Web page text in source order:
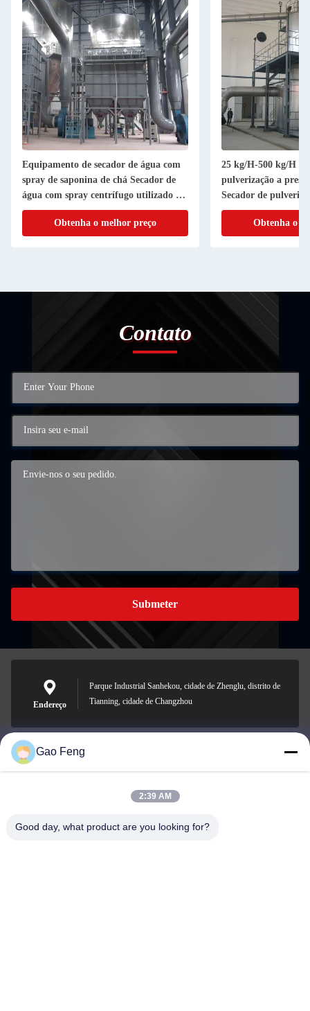
Equipamento de secador de água com
spray de saponina de chá Secador de
água com spray centrífugo utilizado na
indústria alimentar
Obtenha o melhor preço
25 kg/H-500 kg/H
pulverização a
Secador de
Obtenha o
Contato
Submeter
Endereço
Parque Industrial Sanhekou, cidade de Zhenglu, distrito de
Tianning, cidade de Changzhou
suli@sulidry.com
Gao Feng
2:39 AM
Good day, what product are you looking for?